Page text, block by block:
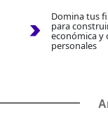
Domina tus
para
económica y
personales